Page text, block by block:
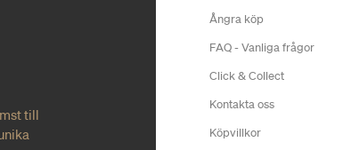
till
Ångra köp
FAQ - Vanliga frågor
Click & Collect
Kontakta oss
Köpvillkor